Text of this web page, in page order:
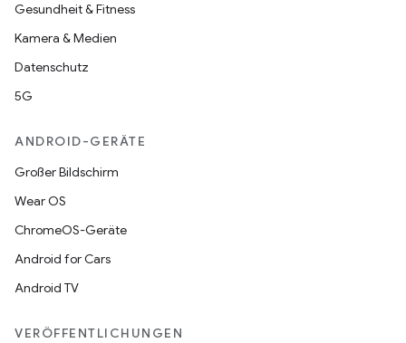
Gesundheit & Fitness
Kamera & Medien
Datenschutz
5G
ANDROID-GERÄTE
Großer Bildschirm
Wear OS
ChromeOS-Geräte
Android for Cars
Android TV
VERÖFFENTLICHUNGEN